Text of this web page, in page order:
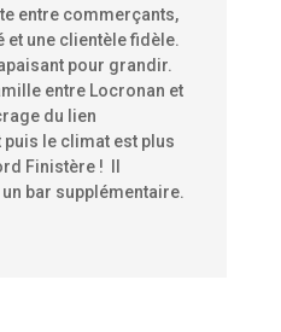
entre commerçants,
une clientèle fidèle.
pour grandir.
entre Locronan et
du lien
le climat est plus
Finistère ! Il
bar supplémentaire.